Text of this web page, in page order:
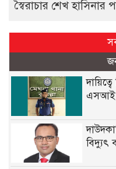
স্বৈরাচার শেখ হাসিনার
এসআই
বিদ্যুৎ